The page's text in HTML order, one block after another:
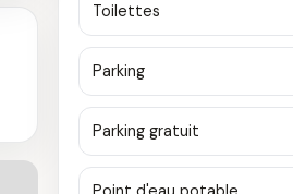
Toilettes
Parking
Parking gratuit